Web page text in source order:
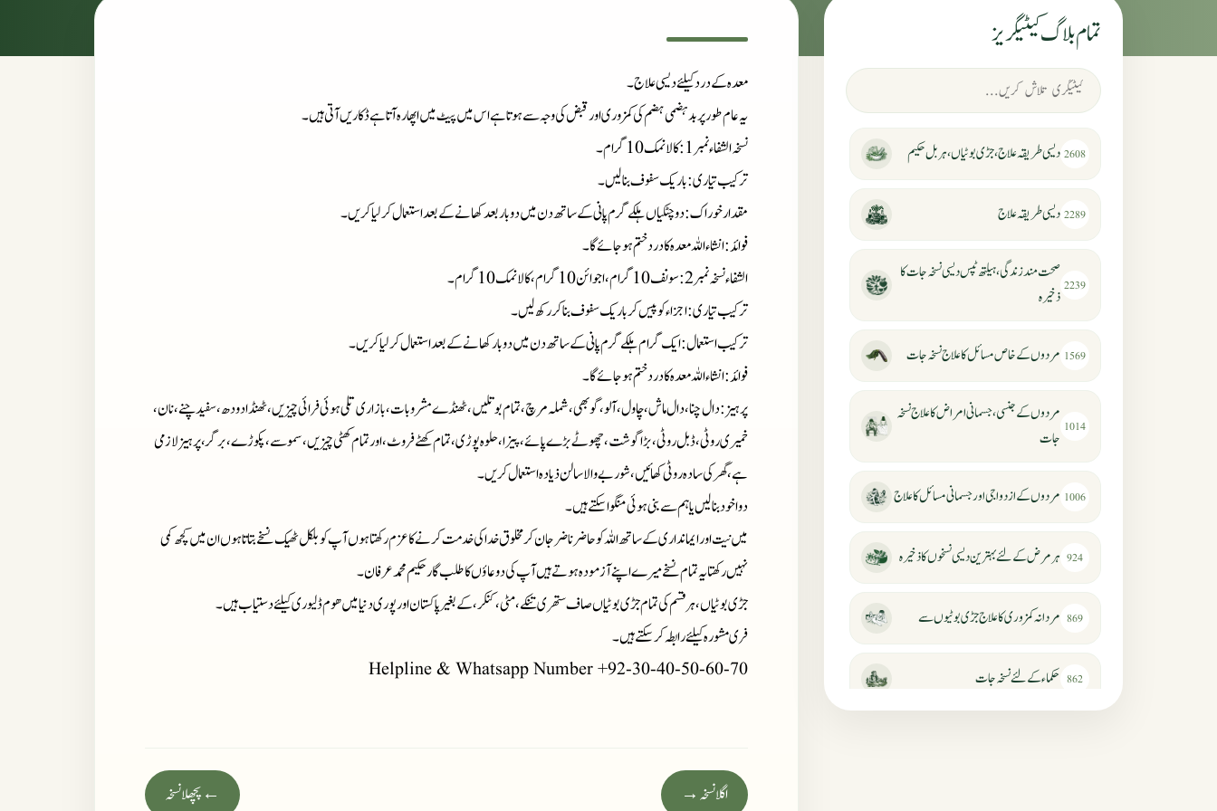
معدہ کے درد کیلئے دیسی علاج۔
یہ عام طور پر بد ہضمی ہضم کی کمزوری اور قبضکی وجہ سے ہوتا ہے اس میں پیٹ میں اپھارہ آتا ہےڈکاریں آتی ہیں۔
نسخہ الشفاء نمبر 1 : کالا نمک 10 گرام۔
ترکیب تیاری : باریک سفوف بنا لیں۔
مقدار خوراک : دو چٹکیاں ہلکے گرم پانی کے ساتھ دن میں دو بار بعد کھانے کے بعد استعمال کر لیا کریں۔
فوائد: انشاءاللہ معدہ کا درد ختم ہو جائے گا ۔
الشفاء نسخہ نمبر :سونف 10 گرام،اجوائن 10 گرام، کالا نمک 10 گرام۔
ترکیب تیاری : اجزاء کو پیس کر باریک سفوف بنا کر رکھ لیں۔
ترکیب استعمال : ایک گرام ہلکے گرم پانی کے ساتھ دن میں دو بار کھانے کے بعد استعمال کر لیا کریں۔
فوائد : انشاءاللہ معدہ کا درد ختم ہو جائے گا ۔
پر ہیز: دال چنا، دال ماش، چاول، آلو، گوبھی، شملہ مرچ، تمام بوتلیں، ٹھنڈے مشروبات، بازاری تلی ہوئی فرائی چیزیں، ٹھنڈا دودھ، سفید چنے،نان،
خمیری روٹی، ڈبل روٹی، بڑا گوشت، چھوٹے بڑے پائے، پیزا، حلوہ پوڑی، تمام کھٹے فروٹ، اور تمام کھٹی چیزیں، سموسے، پکوڑے، برگر، پرہیز لازمی
ہے، گھر کی سادہ روٹی کھائیں ، شوربے والا سالن ذیادہ استعمال کریں۔
دوا خود بنا لیں یا ہم سے بنی ہوئی منگوا سکتے ہیں۔
میں نیت اور ایمانداری کے ساتھ اللہ کو حاضر ناضر جان کر مخلوق خدا کی خدمت کرنے کا عزم رکھتا ہوں آپ کو بلکل ٹھیک نسخے بتاتا ہوں ان میں کچھ کمی
نہیں رکھتا یہ تمام نسخے میرے اپنے آزمودہ ہوتے ہیں آپ کی دوعاؤں کا طلب گار حکیم محمد عرفان۔
جڑی بوٹیاں، ہر قسم کی تمام جڑی بوٹیاں صاف ستھری تنکے، مٹی، کنکر، کے بغیر پاکستان اور پوری دنیا میں ھوم ڈلیوری کیلئے دستیاب ہیں ۔
فری مشورہ کیلئے رابطہ کر سکتے ہیں۔
Helpline & Whatsapp Number +92-30-40-50-60-70
← پچھلا نسخہ اگلا نسخہ →
تمام بلاگ کیٹیگریز
2608 دیسی طریقہ علاج، جڑی بوٹیاں، ہربل حکیم
2289 دیسی طریقہ علاج
2239
صحت مند زندگی، ہیلتھ ٹپس دیسی نسخہ جات کا
ذخیرہ
1569 مردوں کے خاص مسائل کا علاج نسخہ جات
1014
مردوں کے جنسی، جسمانی امراض کا علاج نسخہ
جات
1006 مردوں کے ازدواجی اور جسمانی مسائل کا علاج
924 ہر مرض کے لئے بہترین دیسی نسخوں کا ذخیرہ
869 مردانہ کمزوری کا علاج جڑی بوٹیوں سے
862 حکماء کےلئے نسخہ جات